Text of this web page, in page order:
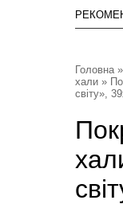
Головна»
хали »
світу»,